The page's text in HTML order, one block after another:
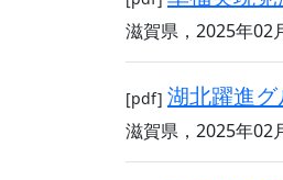
滋賀県，2025年02
[pdf] 湖北躍進
滋賀県，2025年02